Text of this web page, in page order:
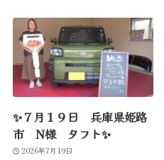
✨７月１９日 兵庫県姫路
市 N様 タフト✨
2026年7月19日